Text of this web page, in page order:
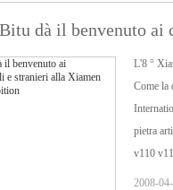
dà il benvenuto
Stone
L'8 °
Come la
pietra
v110
quel
2008-